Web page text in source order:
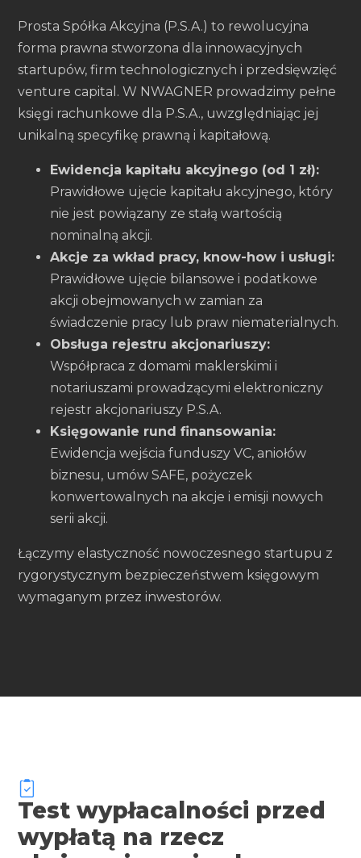
Prosta Spółka Akcyjna (P.S.A.) to rewolucyjna
forma prawna stworzona dla innowacyjnych
startupów, firm technologicznych i przedsięwzięć
venture capital. W NWAGNER prowadzimy pełne
księgi rachunkowe dla P.S.A., uwzględniając jej
unikalną specyfikę prawną i kapitałową.
Ewidencja kapitału akcyjnego (od 1 zł):
Prawidłowe ujęcie kapitału akcyjnego, który
nie jest powiązany ze stałą wartością
nominalną akcji.
Akcje za wkład pracy, know-how i usługi:
Prawidłowe ujęcie bilansowe i podatkowe
akcji obejmowanych w zamian za
świadczenie pracy lub praw niematerialnych.
Obsługa rejestru akcjonariuszy:
Współpraca z domami maklerskimi i
notariuszami prowadzącymi elektroniczny
rejestr akcjonariuszy P.S.A.
Księgowanie rund finansowania:
Ewidencja wejścia funduszy VC, aniołów
biznesu, umów SAFE, pożyczek
konwertowalnych na akcje i emisji nowych
serii akcji.
Łączymy elastyczność nowoczesnego startupu z
rygorystycznym bezpieczeństwem księgowym
wymaganym przez inwestorów.
Test wypłacalności przed
wypłatą na rzecz